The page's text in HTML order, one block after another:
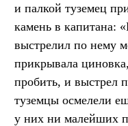
и палкой туземец
камень в капитана:
выстрелил по нему
прикрывала
пробить, и выстрел
туземцы осмелели
у них ни малейших